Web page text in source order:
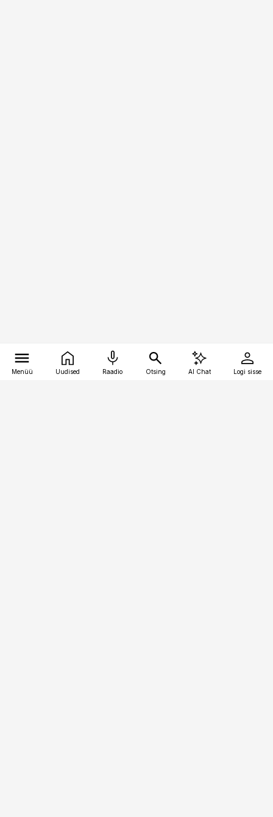
Menüü Uudised Raadio Otsing AI Chat Logi sisse